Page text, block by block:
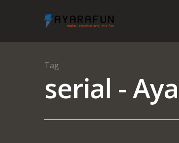
Tag
serial -